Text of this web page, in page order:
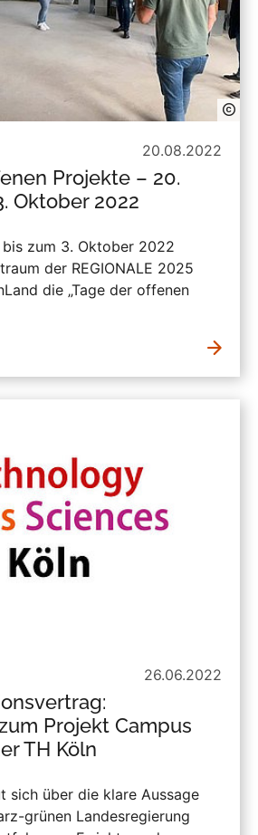
20.08.2022
Projekte – 20.
Oktober 2022
zum 3. Oktober 2022
der REGIONALE 2025
die „Tage der offenen
26.06.2022
Projekt Campus
TH Köln
sich über die klare Aussage
grünen Landesregierung